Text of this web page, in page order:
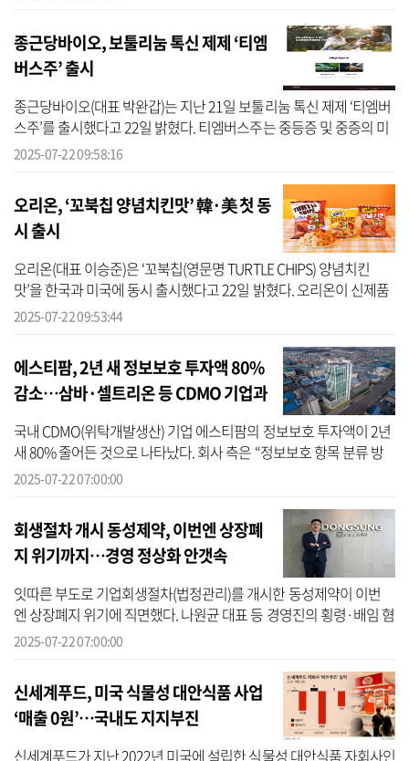
종근당바이오, 보툴리눔 톡신 제제 ‘티엠
버스주’ 출시
종근당바이오(대표 박완갑)는 지난 21일 보툴리눔 톡신 제제 ‘티엠버
스주’를 출시했다고 22일 밝혔다. 티엠버스주는 중등증 및 중증의 미
간주름 치료를 적응증으로 하는 제품으로 유럽 소재의 연구기관으로
2025-07-22 09:58:16
오리온, ‘꼬북칩 양념치킨맛’ 韓·美 첫 동
시 출시
오리온(대표 이승준)은 ‘꼬북칩(영문명 TURTLE CHIPS) 양념치킨
맛’을 한국과 미국에 동시 출시했다고 22일 밝혔다. 오리온이 신제품
을 한국과 미국에서 동시에 선보이는 것은 이번이 처음이다. ‘꼬북칩
2025-07-22 09:53:44
에스티팜, 2년 새 정보보호 투자액 80%
감소…삼바·셀트리온 등 CDMO 기업과
대조적 행보
국내 CDMO(위탁개발생산) 기업 에스티팜의 정보보호 투자액이 2년
새 80% 줄어든 것으로 나타났다. 회사 측은 “정보보호 항목 분류 방
식 변경으로 인해 수치가 감소한 것처럼 보인다”고 해명했지만 주요
2025-07-22 07:00:00
회생절차 개시 동성제약, 이번엔 상장폐
지 위기까지…경영 정상화 안갯속
잇따른 부도로 기업회생절차(법정관리)를 개시한 동성제약이 이번
엔 상장폐지 위기에 직면했다. 나원균 대표 등 경영진의 횡령·배임 혐
의로 인해 상장적격성 실질심사 대상에 올랐기 때문이다. 22일 금융
2025-07-22 07:00:00
신세계푸드, 미국 식물성 대안식품 사업
‘매출 0원’…국내도 지지부진
신세계푸드가 지난 2022년 미국에 설립한 식물성 대안식품 자회사인